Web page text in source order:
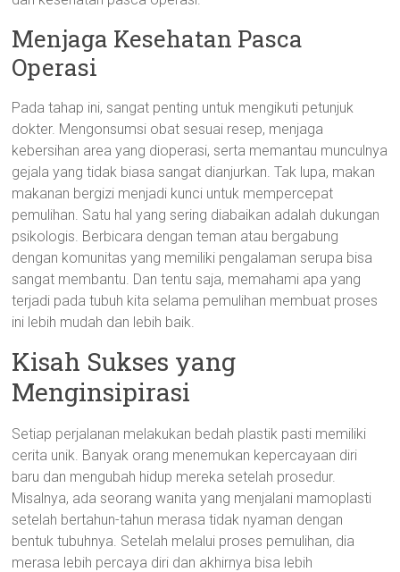
Menjaga Kesehatan Pasca
Operasi
Pada tahap ini, sangat penting untuk mengikuti petunjuk
dokter. Mengonsumsi obat sesuai resep, menjaga
kebersihan area yang dioperasi, serta memantau munculnya
gejala yang tidak biasa sangat dianjurkan. Tak lupa, makan
makanan bergizi menjadi kunci untuk mempercepat
pemulihan. Satu hal yang sering diabaikan adalah dukungan
psikologis. Berbicara dengan teman atau bergabung
dengan komunitas yang memiliki pengalaman serupa bisa
sangat membantu. Dan tentu saja, memahami apa yang
terjadi pada tubuh kita selama pemulihan membuat proses
ini lebih mudah dan lebih baik.
Kisah Sukses yang
Menginsipirasi
Setiap perjalanan melakukan bedah plastik pasti memiliki
cerita unik. Banyak orang menemukan kepercayaan diri
baru dan mengubah hidup mereka setelah prosedur.
Misalnya, ada seorang wanita yang menjalani mamoplasti
setelah bertahun-tahun merasa tidak nyaman dengan
bentuk tubuhnya. Setelah melalui proses pemulihan, dia
merasa lebih percaya diri dan akhirnya bisa lebih